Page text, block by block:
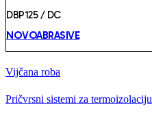
DBP125 / DC
NOVOABRASIVE
Vijčana roba
Pričvrsni sistemi za termoizolaciju